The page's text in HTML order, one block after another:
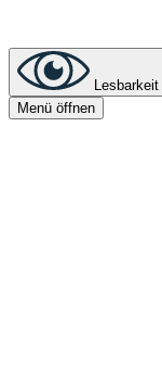
Lesbarkeit
Menü öffnen